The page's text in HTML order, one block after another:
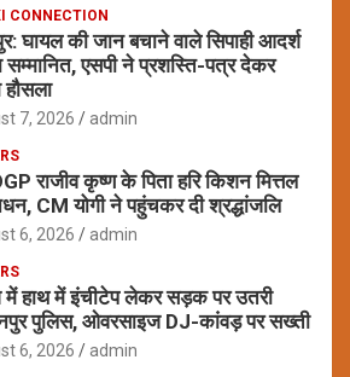
CONNECTION
घायल की जान बचाने वाले सिपाही आदर्श
सम्मानित, एसपी ने प्रशस्ति-पत्र देकर
हौसला
7, 2026 admin
राजीव कृष्ण के पिता हरि किशन मित्तल
CM योगी ने पहुंचकर दी श्रद्धांजलि
6, 2026 admin
में हाथ में इंचीटेप लेकर सड़क पर उतरी
पुलिस, ओवरसाइज DJ-कांवड़ पर सख्ती
6, 2026 admin